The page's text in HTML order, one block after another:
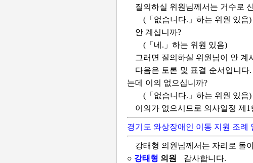
질의하실 위원님께서는 거수로
(「없습니다.」하는 위원 있음)
안 계십니까?
(「네.」하는 위원 있음)
그러면 질의하실 위원님이 안 계
다음은 토론 및 표결 순서입니
는데 이의 없으십니까?
(「없습니다.」하는 위원 있음)
이의가 없으시므로 의사일정 제
경기도 와상장애인 이동 지원 조례
강태형 의원님께서는 자리로 돌
○ 강태형 의원 감사합니다.